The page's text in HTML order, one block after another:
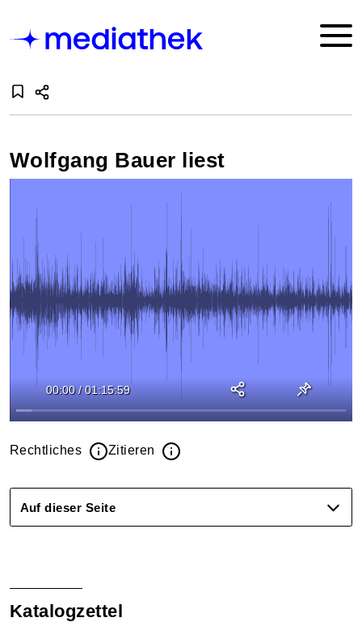
Wolfgang Bauer liest
00:00 / 01:15:59
Rechtliches Zitieren
Auf dieser Seite
Katalogzettel